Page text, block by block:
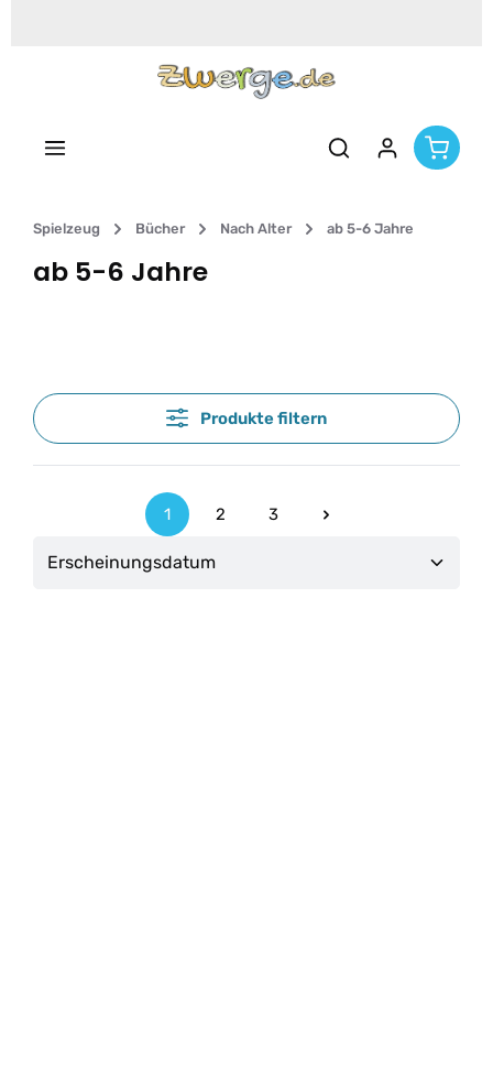
Spielzeug Bücher Nach Alter ab 5-6 Jahre
ab 5-6 Jahre
Produkte filtern
Seite
1
Seite
2
Seite
3